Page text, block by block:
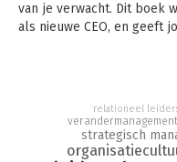
van je verwacht. Dit boek
als nieuwe CEO, en geeft
Afhankelijk van hun start
worstelen en minder
Effectieve CEO’s
strategisch
verandermanagement
relationeel